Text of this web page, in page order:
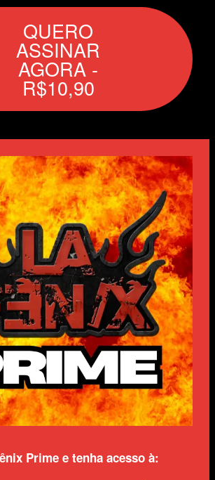
QUERO
ASSINAR
AGORA -
R$10,90
Prime e tenha acesso à: